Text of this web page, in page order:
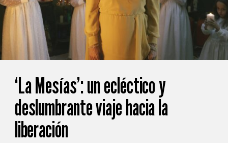
‘La Mesías’: un ecléctico y
deslumbrante viaje hacia la
liberación